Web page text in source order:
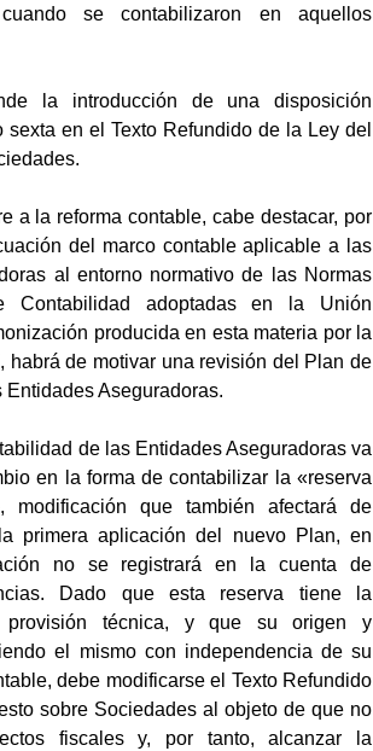
se contabilizaron en aquellos
la introducción de una disposición
sexta en el Texto Refundido de la Ley del
a la reforma contable, cabe destacar, por
del marco contable aplicable a las
al entorno normativo de las Normas
Contabilidad adoptadas en la Unión
producida en esta materia por la
habrá de motivar una revisión del Plan de
Aseguradoras.
de las Entidades Aseguradoras va
en la forma de contabilizar la «reserva
modificación que también afectará de
primera aplicación del nuevo Plan, en
no se registrará en la cuenta de
Dado que esta reserva tiene la
provisión técnica, y que su origen y
el mismo con independencia de su
debe modificarse el Texto Refundido
sobre Sociedades al objeto de que no
fiscales y, por tanto, alcanzar la